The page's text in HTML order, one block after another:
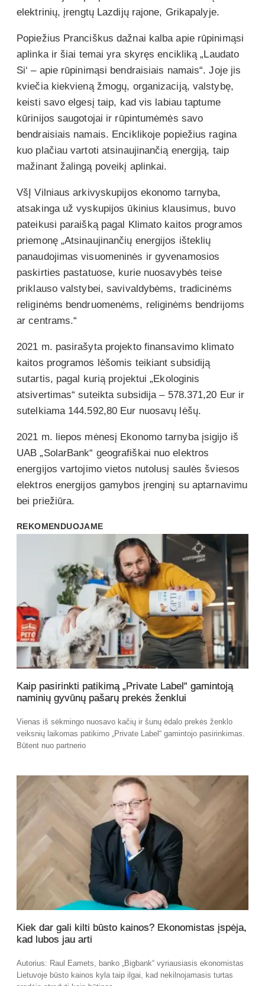
elektrinių, įrengtų Lazdijų rajone, Grikapalyje.
Popiežius Pranciškus dažnai kalba apie rūpinimąsi
aplinka ir šiai temai yra skyręs encikliką „Laudato
Si‘ – apie rūpinimąsi bendraisiais namais“. Joje jis
kviečia kiekvieną žmogų, organizaciją, valstybę,
keisti savo elgesį taip, kad vis labiau taptume
kūrinijos saugotojai ir rūpintumėmės savo
bendraisiais namais. Enciklikoje popiežius ragina
kuo plačiau vartoti atsinaujinančią energiją, taip
mažinant žalingą poveikį aplinkai.
VšĮ Vilniaus arkivyskupijos ekonomo tarnyba,
atsakinga už vyskupijos ūkinius klausimus, buvo
pateikusi paraišką pagal Klimato kaitos programos
priemonę „Atsinaujinančių energijos išteklių
panaudojimas visuomeninės ir gyvenamosios
paskirties pastatuose, kurie nuosavybės teise
priklauso valstybei, savivaldybėms, tradicinėms
religinėms bendruomenėms, religinėms bendrijoms
ar centrams.“
2021 m. pasirašyta projekto finansavimo klimato
kaitos programos lėšomis teikiant subsidiją
sutartis, pagal kurią projektui „Ekologinis
atsivertimas“ suteikta subsidija – 578.371,20 Eur ir
sutelkiama 144.592,80 Eur nuosavų lėšų.
2021 m. liepos mėnesį Ekonomo tarnyba įsigijo iš
UAB „SolarBank“ geografiškai nuo elektros
energijos vartojimo vietos nutolusį saulės šviesos
elektros energijos gamybos įrenginį su aptarnavimu
bei priežiūra.
REKOMENDUOJAME
Kaip pasirinkti patikimą „Private Label“ gamintoją
naminių gyvūnų pašarų prekės ženklui
Vienas iš sėkmingo nuosavo kačių ir šunų ėdalo prekės ženklo
veiksnių laikomas patikimo „Private Label“ gamintojo pasirinkimas.
Būtent nuo partnerio
Kiek dar gali kilti būsto kainos? Ekonomistas įspėja,
kad lubos jau arti
Autorius: Raul Eamets, banko „Bigbank“ vyriausiasis ekonomistas
Lietuvoje būsto kainos kyla taip ilgai, kad nekilnojamasis turtas